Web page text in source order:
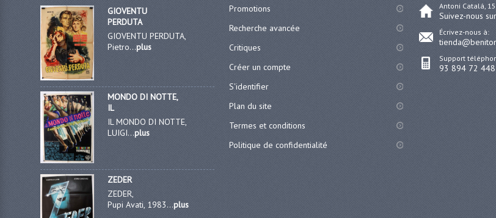
GIOVENTU
PERDUTA
GIOVENTU PERDUTA,
Pietro...plus
MONDO DI NOTTE,
IL
IL MONDO DI NOTTE,
LUIGI...plus
ZEDER
ZEDER,
Pupi Avati, 1983...plus
Promotions
Recherche avancée
Critiques
Créer un compte
S'identifier
Plan du site
Termes et conditions
Politique de confidentialité
Antoni Catalá,
Suivez-nous
Écrivez-nous à:
Support
93 894 72